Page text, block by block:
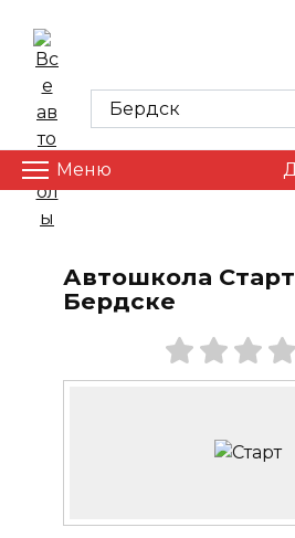
content
Меню
Автошкола
Бердске